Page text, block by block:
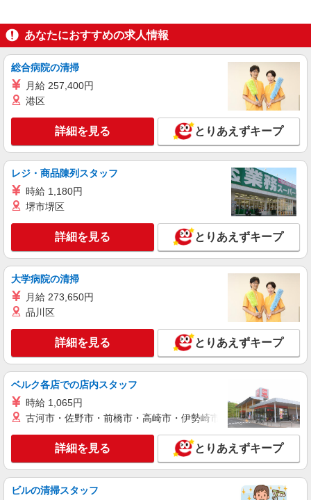
派遣社員
株式会社バイトレ（ADM806729）
【レギュラー】ドラッグストア商品の梱包、仕
分け、ピッキング等
兵庫県神戸市西区
キープ 詳細を見る
アルバイト パート
株式会社バイトレ（ADM817988）
【接客なし】静かな職場で集中◎検品・箱詰め
スタッフ
時給1120円（就業先により異なる）
兵庫県神戸市西区
キープ 詳細を見る
アルバイト パート
株式会社バイトレ（ADM816685）
【平日のみ・短時間】詰めるだけの簡単作業
詳細を見る
株式会社バイトレ（ADM814742）
コツコツ派歓迎｜見る・分ける・貼るだけ♪倉
あなたにおすすめの求人情報
総合病院の清掃
月給 257,400円
港区
詳細を見る とりあえずキープ
レジ・商品陳列スタッフ
時給 1,180円
堺市堺区
詳細を見る とりあえずキープ
大学病院の清掃
月給 273,650円
品川区
詳細を見る とりあえずキープ
ベルク各店での店内スタッフ
時給 1,065円
古河市・佐野市・前橋市・高崎市・伊勢崎市・太田市・館林市
詳細を見る とりあえずキープ
ビルの清掃スタッフ